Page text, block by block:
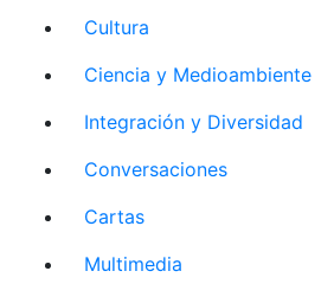
Cultura
Ciencia y Medioambiente
Integración y Diversidad
Conversaciones
Cartas
Multimedia